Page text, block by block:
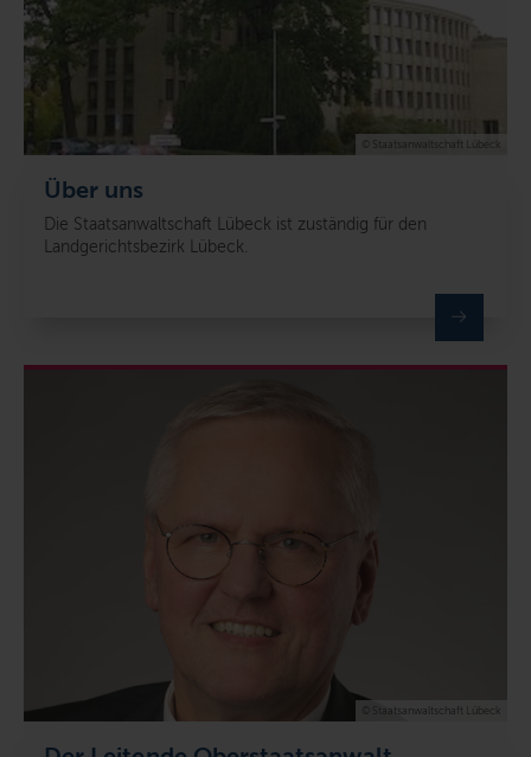
Über uns
Die Staatsanwaltschaft Lübeck ist zuständig für den
Landgerichtsbezirk Lübeck.
© Staatsanwaltschaft Lübeck
© Staatsanwaltschaft Lübeck